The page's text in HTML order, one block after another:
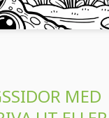
MED